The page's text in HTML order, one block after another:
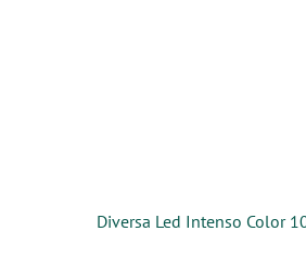
Diversa Led Intenso Color